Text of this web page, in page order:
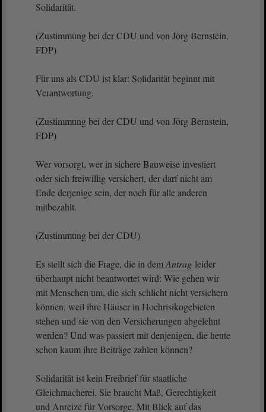
Solidarität.
(Zustimmung bei der CDU und von Jörg Bernstein,
FDP)
Für uns als CDU ist klar: Solidarität beginnt mit
Verantwortung.
(Zustimmung bei der CDU und von Jörg Bernstein,
FDP)
Wer vorsorgt, wer in sichere Bauweise investiert
oder sich freiwillig versichert, der darf nicht am
Ende derjenige sein, der noch für alle anderen
mitbezahlt.
(Zustimmung bei der CDU)
Es stellt sich die Frage, die in demAntrag leider
überhaupt nicht beantwortet wird: Wie gehen wir
mit Menschen um, die sich schlicht nicht versichern
können, weil ihre Häuser in Hochrisikogebieten
stehen und sie von den Versicherungen abgelehnt
werden? Und was passiert mit denjenigen, die heute
schon kaum ihre Beiträge zahlen können?
Solidarität ist kein Freibrief für staatliche
Gleichmacherei. Sie braucht Maß, Gerechtigkeit
und Anreize für Vorsorge. Mit Blick auf das